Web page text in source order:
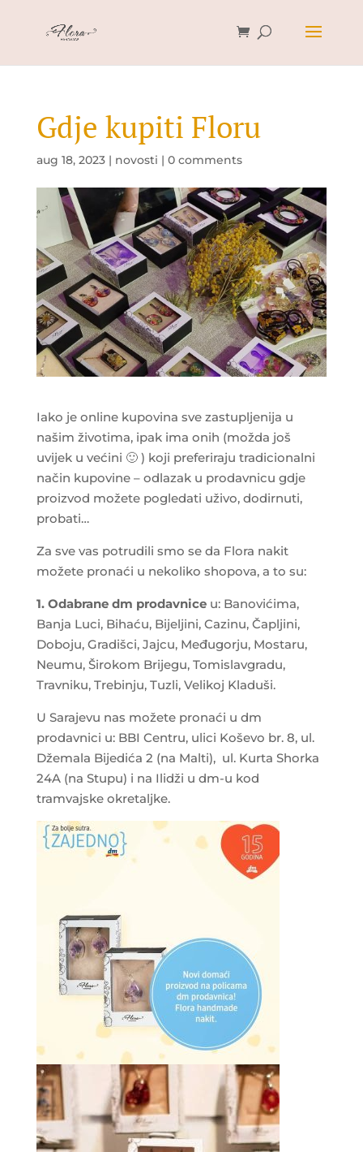
Gdje kupiti Floru
aug 18, 2023| novosti | 0 comments
Iako je online kupovina sve zastupljenija u
našim životima, ipak ima onih (možda još
uvijek u većini 🙂 ) koji preferiraju tradicionalni
način kupovine – odlazak u prodavnicu gdje
proizvod možete pogledati uživo, dodirnuti,
probati…
Za sve vas potrudili smo se da Flora nakit
možete pronaći u nekoliko shopova, a to su:
1. Odabrane dm prodavniceu: Banovićima,
Banja Luci, Bihaću, Bijeljini, Cazinu, Čapljini,
Doboju, Gradišci, Jajcu, Međugorju, Mostaru,
Neumu, Širokom Brijegu, Tomislavgradu,
Travniku, Trebinju, Tuzli, Velikoj Kladuši.
U Sarajevu nas možete pronaći u dm
prodavnici u: BBI Centru, ulici Koševo br. 8, ul.
Džemala Bijedića 2 (na Malti), ul. Kurta Shorka
24A (na Stupu) i na Ilidži u dm-u kod
tramvajske okretaljke.